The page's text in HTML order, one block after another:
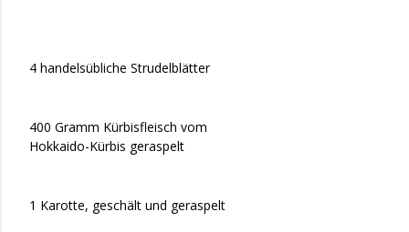
4 handelsübliche Strudelblätter
400 Gramm Kürbisfleisch vom
Hokkaido-Kürbis geraspelt
1 Karotte, geschält und geraspelt